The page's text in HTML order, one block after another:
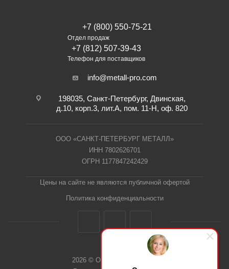
+7 (800) 550-75-21
Отдел продаж
+7 (812) 507-39-43
Телефон для поставщиков
info@metall-pro.com
198035, Санкт-Петербург, Двинская,
д.10, корп.3, лит.А, пом. 11-Н, оф. 820
ООО «САНКТ-ПЕТЕРБУРГ МЕТАЛЛ»
ИНН 7802626701
ОГРН 1177847242429
Цены на сайте не являются публичной офертой
Политика конфиденциальности
2026 © ООО "СПб Металл"